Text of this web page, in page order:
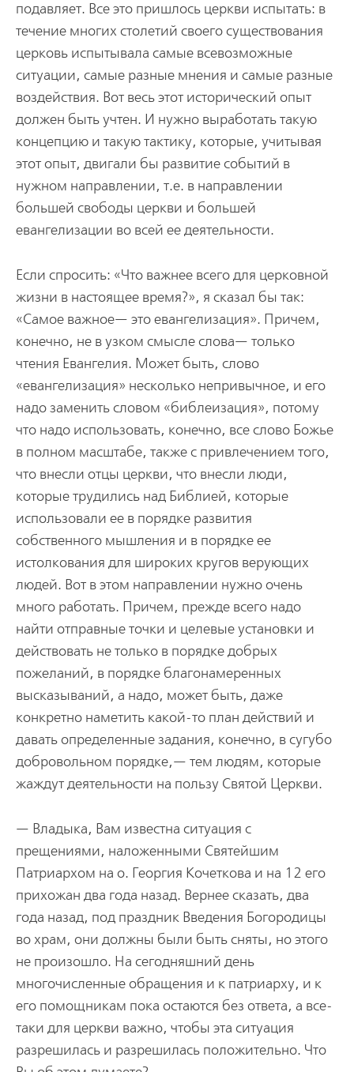
подавляет. Все это пришлось церкви испытать: в
течение многих столетий своего существования
церковь испытывала самые всевозможные
ситуации, самые разные мнения и самые разные
воздействия. Вот весь этот исторический опыт
должен быть учтен. И нужно выработать такую
концепцию и такую тактику, которые, учитывая
этот опыт, двигали бы развитие событий в
нужном направлении, т.е. в направлении
большей свободы церкви и большей
евангелизации во всей ее деятельности.
Если спросить: «Что важнее всего для церковной
жизни в настоящее время?», я сказал бы так:
«Самое важное— это евангелизация». Причем,
конечно, не в узком смысле слова— только
чтения Евангелия. Может быть, слово
«евангелизация» несколько непривычное, и его
надо заменить словом «библеизация», потому
что надо использовать, конечно, все слово Божье
в полном масштабе, также с привлечением того,
что внесли отцы церкви, что внесли люди,
которые трудились над Библией, которые
использовали ее в порядке развития
собственного мышления и в порядке ее
истолкования для широких кругов верующих
людей. Вот в этом направлении нужно очень
много работать. Причем, прежде всего надо
найти отправные точки и целевые установки и
действовать не только в порядке добрых
пожеланий, в порядке благонамеренных
высказываний, а надо, может быть, даже
конкретно наметить какой-то план действий и
давать определенные задания, конечно, в сугубо
добровольном порядке,— тем людям, которые
жаждут деятельности на пользу Святой Церкви.
— Владыка, Вам известна ситуация с
прещениями, наложенными Святейшим
Патриархом на о. Георгия Кочеткова и на 12 его
прихожан два года назад. Вернее сказать, два
года назад, под праздник Введения Богородицы
во храм, они должны были быть сняты, но этого
не произошло. На сегодняшний день
многочисленные обращения и к патриарху, и к
его помощникам пока остаются без ответа, а все-
таки для церкви важно, чтобы эта ситуация
разрешилась и разрешилась положительно. Что